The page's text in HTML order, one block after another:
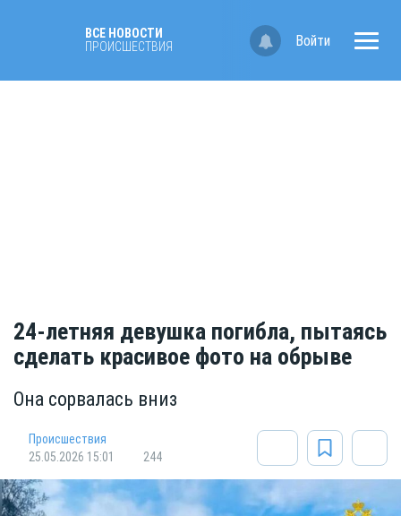
ВСЕ НОВОСТИ
ПРОИСШЕСТВИЯ
Войти
24-летняя девушка погибла, пытаясь
сделать красивое фото на обрыве
Она сорвалась вниз
Происшествия
25.05.2026 15:01
244